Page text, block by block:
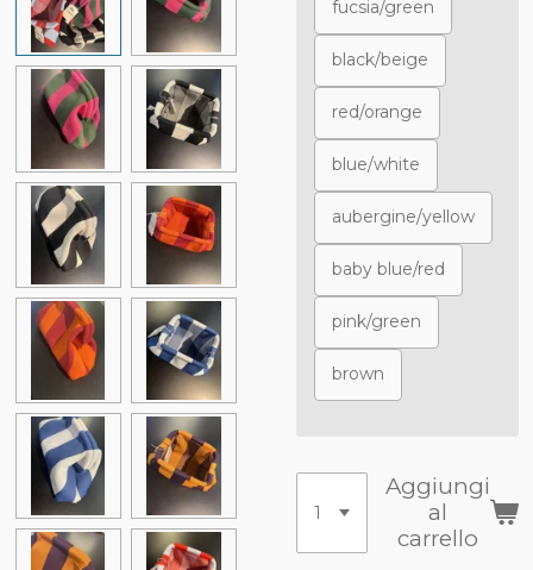
fucsia/green
black/beige
red/orange
blue/white
aubergine/yellow
baby blue/red
pink/green
brown
Aggiungi
al
carrello